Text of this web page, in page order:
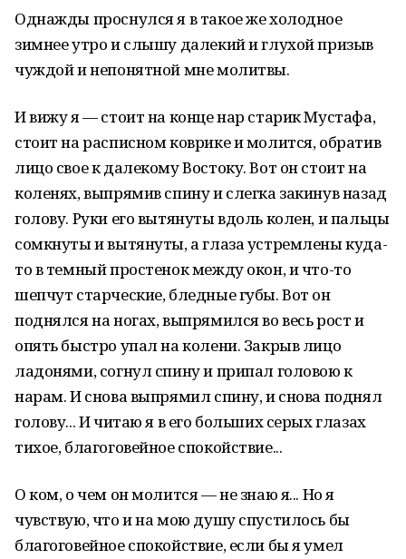
Однажды проснулся я в такое же холодное
зимнее утро и слышу далекий и глухой призыв
чуждой и непонятной мне молитвы.
И вижу я — стоит на конце нар старик Мустафа,
стоит на расписном коврике и молится, обратив
лицо свое к далекому Востоку. Вот он стоит на
коленях, выпрямив спину и слегка закинув назад
голову. Руки его вытянуты вдоль колен, и пальцы
сомкнуты и вытянуты, а глаза устремлены куда-
то в темный простенок между окон, и что-то
шепчут старческие, бледные губы. Вот он
поднялся на ногах, выпрямился во весь рост и
опять быстро упал на колени. Закрыв лицо
ладонями, согнул спину и припал головою к
нарам. И снова выпрямил спину, и снова поднял
голову... И читаю я в его больших серых глазах
тихое, благоговейное спокойствие...
О ком, о чем он молится — не знаю я... Но я
чувствую, что и на мою душу спустилось бы
благоговейное спокойствие, если бы я умел